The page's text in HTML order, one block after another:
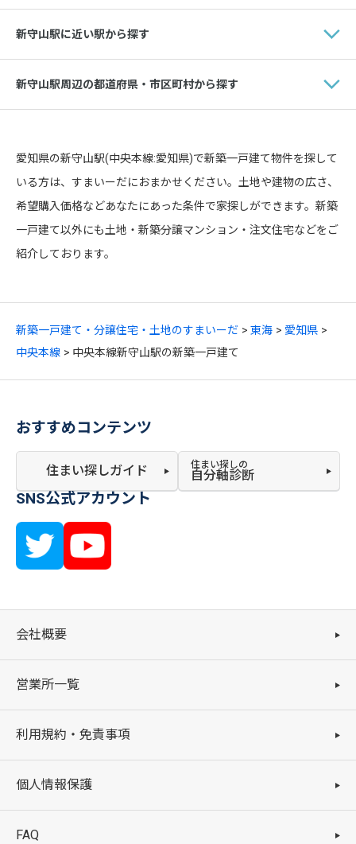
新築一戸建て・分譲住宅・土地のすまいーだ 東海
愛知県
中央本線
中央本線新守山駅の新築一戸建て
新守山駅に近い駅から探す
新守山駅周辺の都道府県・市区町村から探す
愛知県の新守山駅(中央本線:愛知県)で新築一戸建て物件を探して
いる方は、すまいーだにおまかせください。土地や建物の広さ、
希望購入価格などあなたにあった条件で家探しができます。新築
一戸建て以外にも土地・新築分譲マンション・注文住宅などをご
紹介しております。
おすすめコンテンツ
住まい探しガイド 住まい探しの
自分軸診断
SNS公式アカウント
会社概要
営業所一覧
利用規約・免責事項
個人情報保護
FAQ